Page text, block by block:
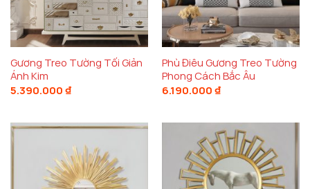
Gương Treo Tường Tối Giản
Ánh Kim
5.390.000 ₫
Phù Điêu Gương Treo Tường
Phong Cách Bắc Âu
6.190.000 ₫